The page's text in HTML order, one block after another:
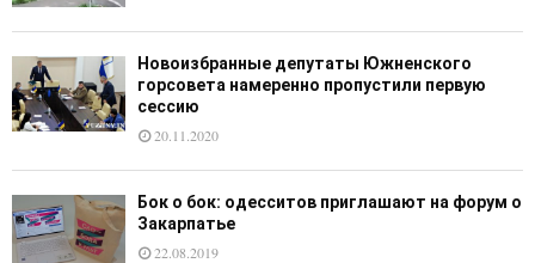
Новоизбранные депутаты Южненского
горсовета намеренно пропустили первую
сессию
20.11.2020
Бок о бок: одесситов приглашают на форум о
Закарпатье
22.08.2019